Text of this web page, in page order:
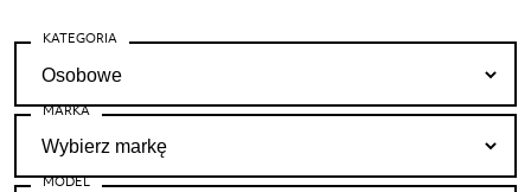
KATEGORIA
MARKA
MODEL